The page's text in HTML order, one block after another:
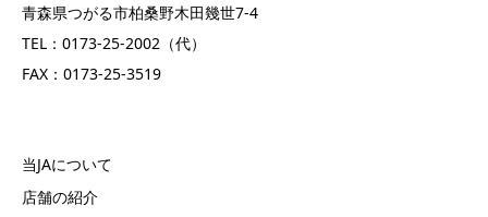
青森県つがる市柏桑野木田幾世7-4
TEL：0173-25-2002（代）
FAX：0173-25-3519
当JAについて
店舗の紹介